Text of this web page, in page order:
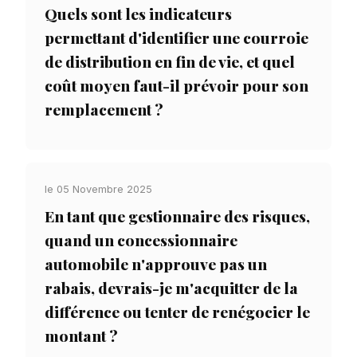
Quels sont les indicateurs
permettant d'identifier une courroie
de distribution en fin de vie, et quel
coût moyen faut-il prévoir pour son
remplacement ?
le 05 Novembre 2025
En tant que gestionnaire des risques,
quand un concessionnaire
automobile n'approuve pas un
rabais, devrais-je m'acquitter de la
différence ou tenter de renégocier le
montant ?